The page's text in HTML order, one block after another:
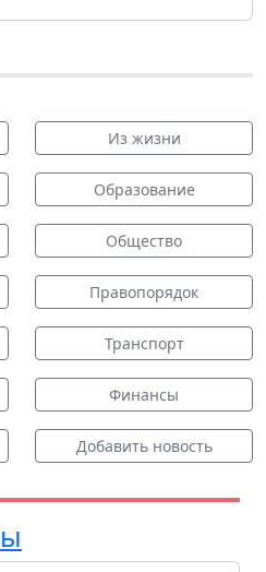
Из жизни
Образование
Общество
Правопорядок
Транспорт
Финансы
Добавить новость